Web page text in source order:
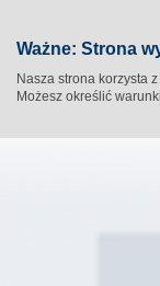
Ważne: Strona
Nasza strona korzysta
Możesz określić